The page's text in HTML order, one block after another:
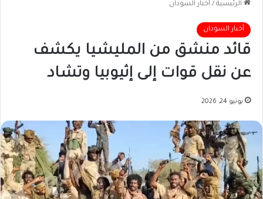
الرئيسية / أخبار السودان
أخبار السودان
قائد منشق من المليشيا يكشف
عن نقل قوات إلى إثيوبيا وتشاد
يونيو 24, 2026